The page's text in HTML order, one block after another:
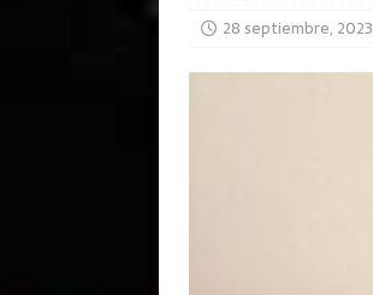
28 septiembre, 2023